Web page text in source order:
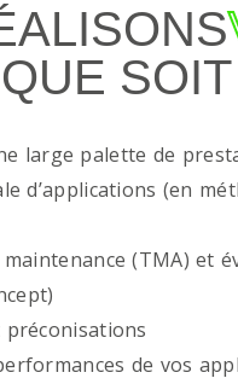
large palette de
d’applications (en
(TMA) et
de vos